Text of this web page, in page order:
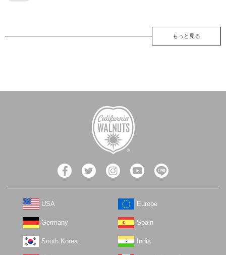
もっと見る
USA Europe
Germany Spain
South Korea India